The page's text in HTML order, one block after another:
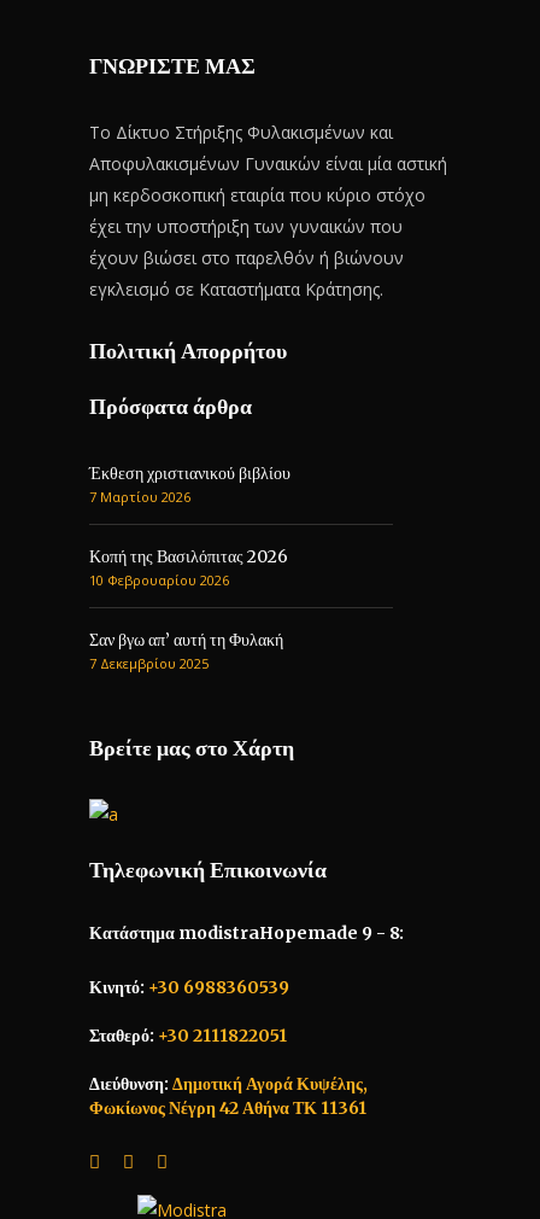
ΓΝΩΡΙΣΤΕ ΜΑΣ
Το Δίκτυο Στήριξης Φυλακισμένων και
Αποφυλακισμένων Γυναικών είναι μία αστική
μη κερδοσκοπική εταιρία που κύριο στόχο
έχει την υποστήριξη των γυναικών που
έχουν βιώσει στο παρελθόν ή βιώνουν
εγκλεισμό σε Καταστήματα Κράτησης.
Πολιτική Απορρήτου
Πρόσφατα άρθρα
Έκθεση χριστιανικού βιβλίου
7 Μαρτίου 2026
Κοπή της Βασιλόπιτας 2026
10 Φεβρουαρίου 2026
Σαν βγω απ’ αυτή τη Φυλακή
7 Δεκεμβρίου 2025
Βρείτε μας στο Χάρτη
Τηλεφωνική Επικοινωνία
Κατάστημα modistraHopemade 9 - 8:
Κινητό: +30 6988360539
Σταθερό: +30 2111822051
Διεύθυνση: Δημοτική Αγορά Κυψέλης,
Φωκίωνος Νέγρη 42 Αθήνα ΤΚ 11361